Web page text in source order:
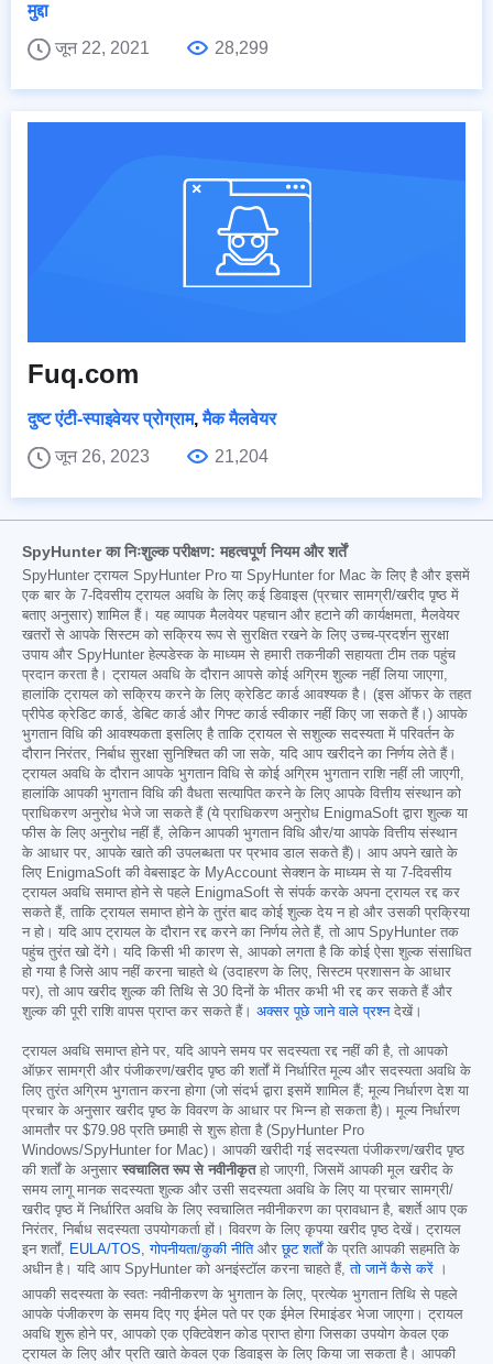
मुद्दा
जून 22, 2021
28,299
Fuq.com
दुष्ट एंटी-स्पाइवेयर प्रोग्राम,मैक मैलवेयर
जून 26, 2023
21,204
SpyHunter का निःशुल्क परीक्षण: महत्वपूर्ण नियम और शर्तें
SpyHunter ट्रायल SpyHunter Pro या SpyHunter for Mac के लिए है और इसमें
एक बार के 7-दिवसीय ट्रायल अवधि के लिए कई डिवाइस (प्रचार सामग्री/खरीद पृष्ठ में
बताए अनुसार) शामिल हैं। यह व्यापक मैलवेयर पहचान और हटाने की कार्यक्षमता, मैलवेयर
खतरों से आपके सिस्टम को सक्रिय रूप से सुरक्षित रखने के लिए उच्च-प्रदर्शन सुरक्षा
उपाय और SpyHunter हेल्पडेस्क के माध्यम से हमारी तकनीकी सहायता टीम तक पहुंच
प्रदान करता है। ट्रायल अवधि के दौरान आपसे कोई अग्रिम शुल्क नहीं लिया जाएगा,
हालांकि ट्रायल को सक्रिय करने के लिए क्रेडिट कार्ड आवश्यक है। (इस ऑफर के तहत
प्रीपेड क्रेडिट कार्ड, डेबिट कार्ड और गिफ्ट कार्ड स्वीकार नहीं किए जा सकते हैं।) आपके
भुगतान विधि की आवश्यकता इसलिए है ताकि ट्रायल से सशुल्क सदस्यता में परिवर्तन के
दौरान निरंतर, निर्बाध सुरक्षा सुनिश्चित की जा सके, यदि आप खरीदने का निर्णय लेते हैं।
ट्रायल अवधि के दौरान आपके भुगतान विधि से कोई अग्रिम भुगतान राशि नहीं ली जाएगी,
हालांकि आपकी भुगतान विधि की वैधता सत्यापित करने के लिए आपके वित्तीय संस्थान को
प्राधिकरण अनुरोध भेजे जा सकते हैं (ये प्राधिकरण अनुरोध EnigmaSoft द्वारा शुल्क या
फीस के लिए अनुरोध नहीं हैं, लेकिन आपकी भुगतान विधि और/या आपके वित्तीय संस्थान
के आधार पर, आपके खाते की उपलब्धता पर प्रभाव डाल सकते हैं)। आप अपने खाते के
लिए EnigmaSoft की वेबसाइट के MyAccount सेक्शन के माध्यम से या 7-दिवसीय
ट्रायल अवधि समाप्त होने से पहले EnigmaSoft से संपर्क करके अपना ट्रायल रद्द कर
सकते हैं, ताकि ट्रायल समाप्त होने के तुरंत बाद कोई शुल्क देय न हो और उसकी प्रक्रिया
न हो। यदि आप ट्रायल के दौरान रद्द करने का निर्णय लेते हैं, तो आप SpyHunter तक
पहुंच तुरंत खो देंगे। यदि किसी भी कारण से, आपको लगता है कि कोई ऐसा शुल्क संसाधित
हो गया है जिसे आप नहीं करना चाहते थे (उदाहरण के लिए, सिस्टम प्रशासन के आधार
पर), तो आप खरीद शुल्क की तिथि से 30 दिनों के भीतर कभी भी रद्द कर सकते हैं और
शुल्क की पूरी राशि वापस प्राप्त कर सकते हैं। अक्सर पूछे जाने वाले प्रश्नदेखें।
ट्रायल अवधि समाप्त होने पर, यदि आपने समय पर सदस्यता रद्द नहीं की है, तो आपको
ऑफ़र सामग्री और पंजीकरण/खरीद पृष्ठ की शर्तों में निर्धारित मूल्य और सदस्यता अवधि के
लिए तुरंत अग्रिम भुगतान करना होगा (जो संदर्भ द्वारा इसमें शामिल हैं; मूल्य निर्धारण देश या
प्रचार के अनुसार खरीद पृष्ठ के विवरण के आधार पर भिन्न हो सकता है)। मूल्य निर्धारण
आमतौर पर $79.98 प्रति छमाही से शुरू होता है (SpyHunter Pro
Windows/SpyHunter for Mac)। आपकी खरीदी गई सदस्यता पंजीकरण/खरीद पृष्ठ
की शर्तों के अनुसार स्वचालित रूप से नवीनीकृतहो जाएगी, जिसमें आपकी मूल खरीद के
समय लागू मानक सदस्यता शुल्क और उसी सदस्यता अवधि के लिए या प्रचार सामग्री/
खरीद पृष्ठ में निर्धारित अवधि के लिए स्वचालित नवीनीकरण का प्रावधान है, बशर्ते आप एक
निरंतर, निर्बाध सदस्यता उपयोगकर्ता हों। विवरण के लिए कृपया खरीद पृष्ठ देखें। ट्रायल
इन शर्तों,
EULA/TOS ,गोपनीयता/कुकी नीतिऔरछूट शर्तोंके प्रति आपकी सहमति के
अधीन है। यदि आप SpyHunter को अनइंस्टॉल करना चाहते हैं,तो जानें कैसे करें ।
आपकी सदस्यता के स्वतः नवीनीकरण के भुगतान के लिए, प्रत्येक भुगतान तिथि से पहले
आपके पंजीकरण के समय दिए गए ईमेल पते पर एक ईमेल रिमाइंडर भेजा जाएगा। ट्रायल
अवधि शुरू होने पर, आपको एक एक्टिवेशन कोड प्राप्त होगा जिसका उपयोग केवल एक
ट्रायल के लिए और प्रति खाते केवल एक डिवाइस के लिए किया जा सकता है। आपकी